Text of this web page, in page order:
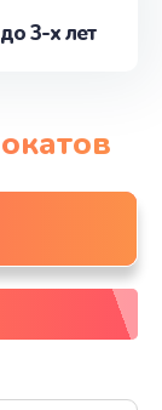
3-х лет